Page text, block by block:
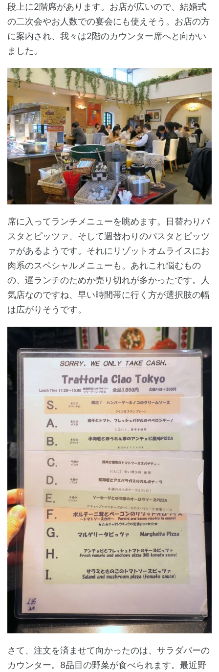
段上に2階席があります。お店が広いので、結婚式
の二次会やお人数での宴会にも使えそう。お店の方
に案内され、我々は2階のカウンター席へと向かい
ました。
席に入ってランチメニューを眺めます。日替わりパ
スタとピッツァ、そして週替わりのパスタとピッツ
ァがあるようです。それにリゾットオムライスにお
肉系のスペシャルメニューも。あれこれ悩むもの
の、遅ランチのためか売り切れが多かったです。人
気店なのですね、早い時間帯に行く方が選択肢の幅
は広がりそうです。
さて、注文を済ませて向かったのは、サラダバーの
カウンター。8品目の野菜が食べられます。最近野